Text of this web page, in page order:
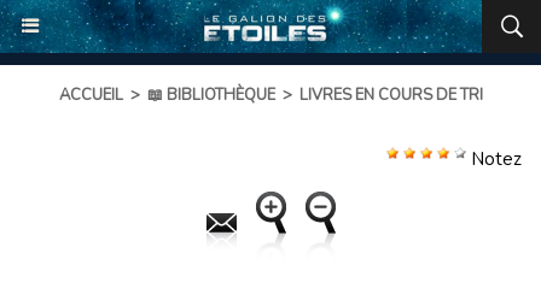
ACCUEIL > 📖 BIBLIOTHÈQUE > LIVRES EN COURS DE TRI
Notez